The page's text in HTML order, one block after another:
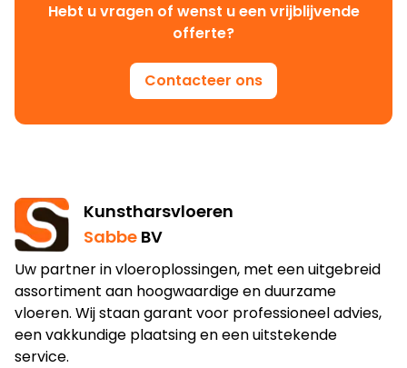
Hebt u vragen of wenst u een vrijblijvende
offerte?
Contacteer ons
Kunstharsvloeren
Sabbe BV
Uw partner in vloeroplossingen, met een uitgebreid
assortiment aan hoogwaardige en duurzame
vloeren. Wij staan garant voor professioneel advies,
een vakkundige plaatsing en een uitstekende
service.